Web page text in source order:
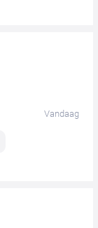
Vandaag